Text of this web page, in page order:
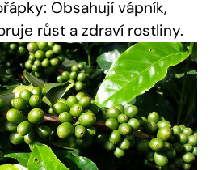
Obsahují vápník,
růst a zdraví rostliny.